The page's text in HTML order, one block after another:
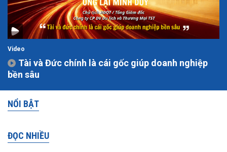
Video
Tài và Đức chính là cái gốc giúp doanh nghiệp
bền sâu
NỔI BẬT
ĐỌC NHIỀU